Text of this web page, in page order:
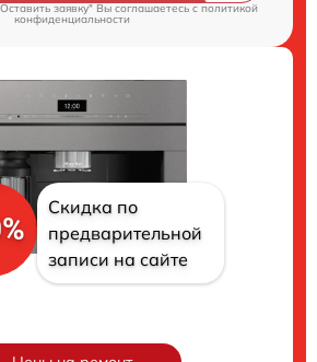
заявку" Вы соглашаетесь cполитикой
конфиденциальности
Скидка по
предварительной
записи на сайте